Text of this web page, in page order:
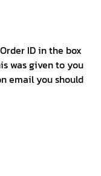
ID in the box
was given to you
email you should